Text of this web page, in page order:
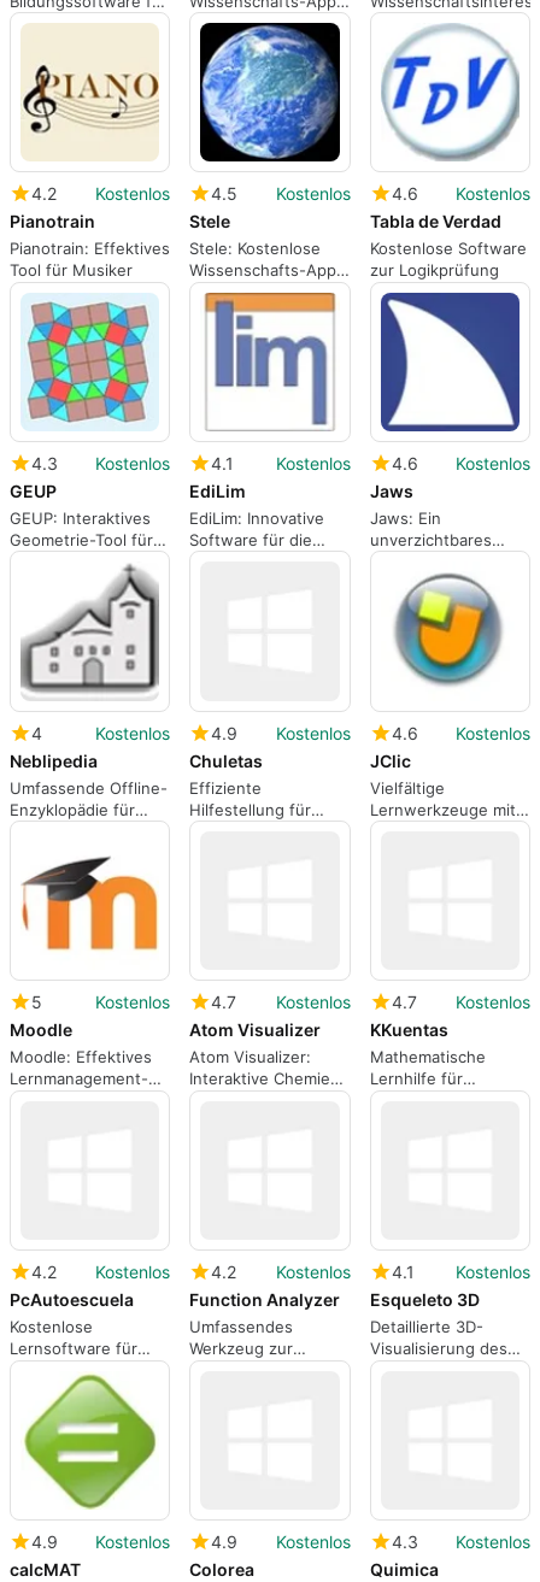
Schüler
für Windows
4.2
Kostenlos
Pianotrain
Pianotrain: Effektives
Tool für Musiker
4.5
Kostenlos
Stele
Stele: Kostenlose
Wissenschafts-App
für Windows
4.6
Kostenlos
Tabla de Verdad
Kostenlose Software
zur Logikprüfung
4.3
Kostenlos
GEUP
GEUP: Interaktives
Geometrie-Tool für
Windows
4.1
Kostenlos
EdiLim
EdiLim: Innovative
Software für die
Bildung
4.6
Kostenlos
Jaws
Jaws: Ein
unverzichtbares
Hilfsmittel für
Sehbehinderte
4
Kostenlos
Neblipedia
Umfassende Offline-
Enzyklopädie für
Windows
4.9
Kostenlos
Chuletas
Effiziente
Hilfestellung für
Prüfungsunterlagen
4.6
Kostenlos
JClic
Vielfältige
Lernwerkzeuge mit
JClic
5
Kostenlos
Moodle
Moodle: Effektives
Lernmanagement-
System für Online-
4.7
Kostenlos
Atom Visualizer
Atom Visualizer:
Interaktive Chemie-
Anwendung
4.7
Kostenlos
KKuentas
Mathematische
Lernhilfe für
Grundschüler
4.2
Kostenlos
PcAutoescuela
Kostenlose
Lernsoftware für
Fahrprüfungen
4.2
Kostenlos
Function Analyzer
Umfassendes
Werkzeug zur
Analyse
4.1
Kostenlos
Esqueleto 3D
Detaillierte 3D-
Visualisierung des
menschlichen
4.9
Kostenlos
calcMAT
4.9
Kostenlos
Colorea
4.3
Kostenlos
Quimica